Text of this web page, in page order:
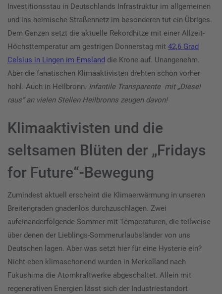
Investitionsstau in Deutschlands Infrastruktur im allgemeinen
und ins heimische Straßennetz im besonderen tut ein Übriges.
Dem Ganzen setzt die aktuelle Rekordhitze mit einer Allzeit-
Höchsttemperatur am gestrigen Donnerstag mit 42,6 Grad
Celsius in Lingen im Emsland die Krone auf. Unangenehm.
Aber die fanatischen Klimaaktivisten drehten schon vorher
hohl. Auch in Heilbronn. Infantile Transparente mit „Diesel
raus“ an vielen Stellen Heilbronns zeugen davon!
Klimaaktivisten und die
seltsamen Blüten der „Fridays
for Future“-Bewegung
Zumindest aktuell erscheint die Klimaerwärmung in unseren
Breitengraden gnadenlos durchzuschlagen. Zwei
aufeinanderfolgende Sommer mit Temperaturen, die teilweise
über denen der Lieblings-Sommerurlaubsländer von uns
Deutschen lagen. Aber was setzt hier für eine Hysterie ein?
Nicht eben klimaschonend wurden in Merkelland nach
Fukushima die Atomkraftwerke abgeschaltet. Allein mit
regenerativen Energien lässt sich der Industriestandort